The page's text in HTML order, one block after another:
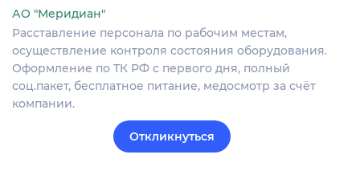
АО "Меридиан"
Расставление персонала по рабочим местам,
осуществление контроля состояния оборудования.
Оформление по ТК РФ с первого дня, полный
соц.пакет, бесплатное питание, медосмотр за счёт
компании.
Откликнуться